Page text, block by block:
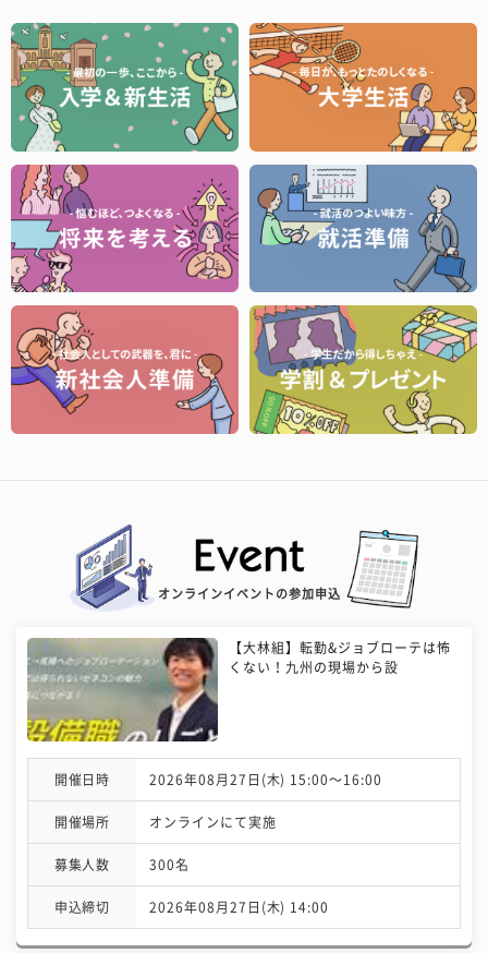
オンラインイベントの参加申込
【大林組】転勤&ジョブローテは怖
くない！九州の現場から設
開催日時 2026年08月27日(木) 15:00〜16:00
開催場所 オンラインにて実施
募集人数 300名
申込締切 2026年08月27日(木) 14:00